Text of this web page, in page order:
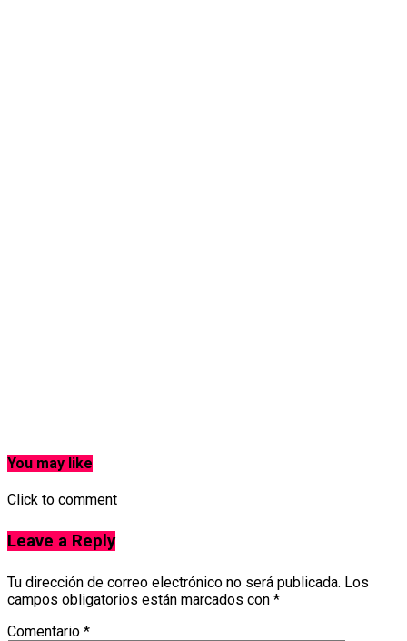
You may like
Click to comment
Leave a Reply
Tu dirección de correo electrónico no será publicada. Los
campos obligatorios están marcados con *
Comentario *